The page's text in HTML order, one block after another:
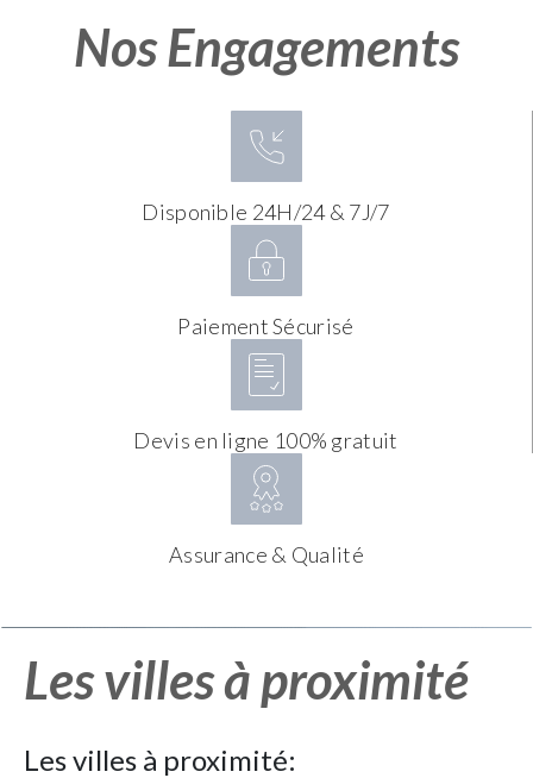
Nos Engagements
Disponible 24H/24 & 7J/7
Paiement Sécurisé
Devis en ligne 100% gratuit
Assurance & Qualité
Les villes à proximité
Les villes à proximité: